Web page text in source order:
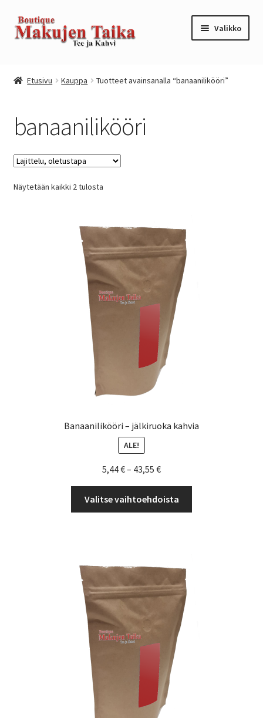
Siirry
navigointiin
Siirry
sisältöön
Valikko
Kassa
Kauppa
Oma tili
Tilaus- ja sopimusehdot
Etusivu Kauppa Tuotteet avainsanalla “banaanilikööri”
banaanilikööri
Näytetään kaikki 2 tulosta
Banaanilikööri – jälkiruoka kahvia
ALE!
5,44€– 43,55 €Hintaluokka:
5,44 €
-
43,55 €
Valitse vaihtoehdoista